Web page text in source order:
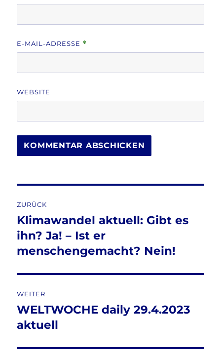
E-MAIL-ADRESSE *
WEBSITE
ZURÜCK
Vorheriger
Beitrag:
Klimawandel aktuell: Gibt es
ihn? Ja! – Ist er
menschengemacht? Nein!
WEITER
Nächster
Beitrag:
WELTWOCHE daily 29.4.2023
aktuell